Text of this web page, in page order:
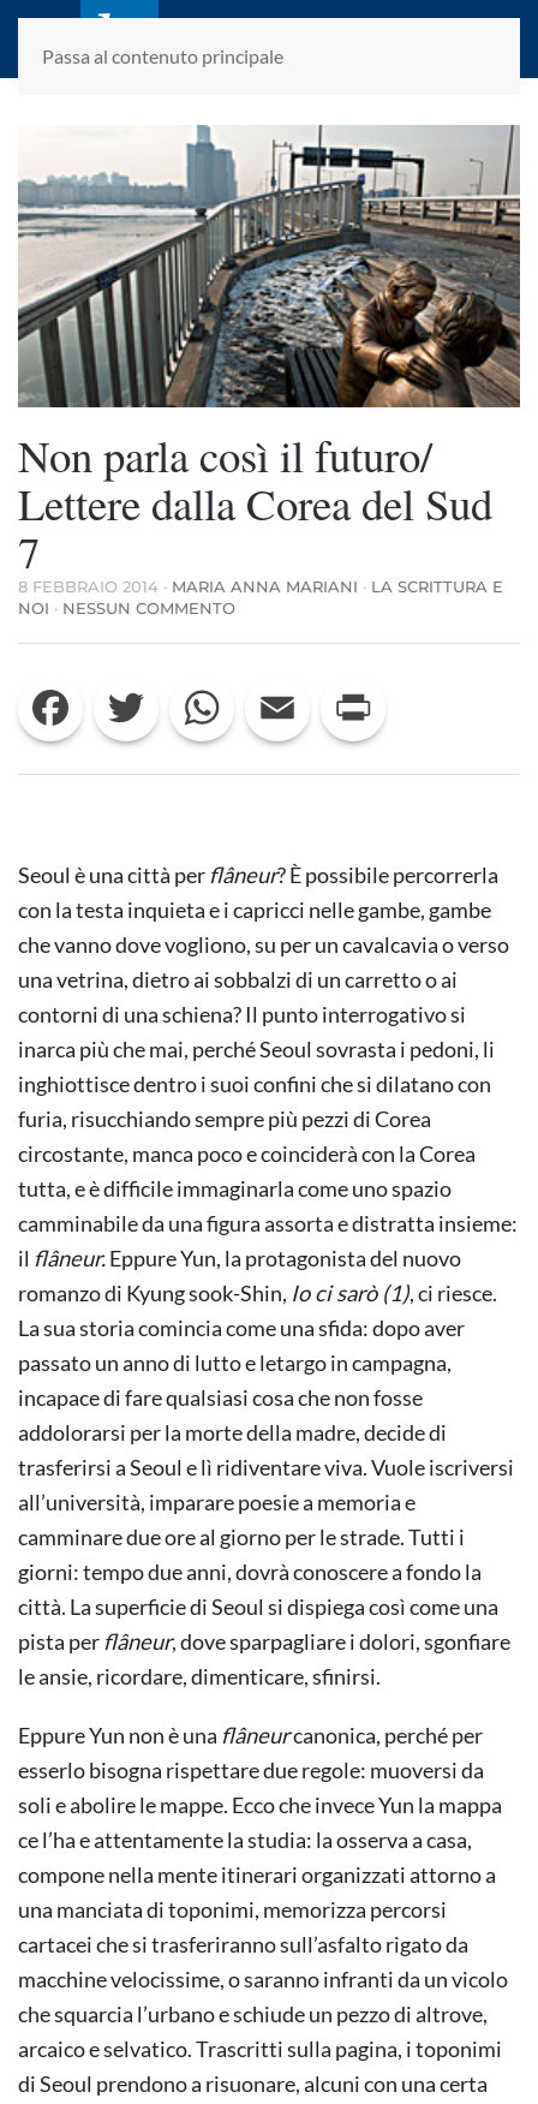
Passa al contenuto principale
laletteraturaenoi.it
fondato da Romano Luperini
Non parla così il futuro/
Lettere dalla Corea del Sud
7
8 FEBBRAIO 2014 · MARIA ANNA MARIANI · LA SCRITTURA E
NOI · NESSUN COMMENTOSU
PARLA
FUTURO/
LETTERE
COREA
Facebook Twitter WhatsApp Email
Seoul è una città per flâneur? È possibile percorrerla
con la testa inquieta e i capricci nelle gambe, gambe
che vanno dove vogliono, su per un cavalcavia o verso
una vetrina, dietro ai sobbalzi di un carretto o ai
contorni di una schiena? Il punto interrogativo si
inarca più che mai, perché Seoul sovrasta i pedoni, li
inghiottisce dentro i suoi confini che si dilatano con
furia, risucchiando sempre più pezzi di Corea
circostante, manca poco e coinciderà con la Corea
tutta, e è difficile immaginarla come uno spazio
camminabile da una figura assorta e distratta insieme:
il flâneur.Eppure Yun, la protagonista del nuovo
romanzo di Kyung sook-Shin, Io ci sarò (1), ci riesce.
La sua storia comincia come una sfida: dopo aver
passato un anno di lutto e letargo in campagna,
incapace di fare qualsiasi cosa che non fosse
addolorarsi per la morte della madre, decide di
trasferirsi a Seoul e lì ridiventare viva. Vuole iscriversi
all’università, imparare poesie a memoria e
camminare due ore al giorno per le strade. Tutti i
giorni: tempo due anni, dovrà conoscere a fondo la
città. La superficie di Seoul si dispiega così come una
pista per flâneur, dove sparpagliare i dolori, sgonfiare
le ansie, ricordare, dimenticare, sfinirsi.
Eppure Yun non è una flâneurcanonica, perché per
esserlo bisogna rispettare due regole: muoversi da
soli e abolire le mappe. Ecco che invece Yun la mappa
ce l’ha e attentamente la studia: la osserva a casa,
compone nella mente itinerari organizzati attorno a
una manciata di toponimi, memorizza percorsi
cartacei che si trasferiranno sull’asfalto rigato da
macchine velocissime, o saranno infranti da un vicolo
che squarcia l’urbano e schiude un pezzo di altrove,
arcaico e selvatico. Trascritti sulla pagina, i toponimi
di Seoul prendono a risuonare, alcuni con una certa